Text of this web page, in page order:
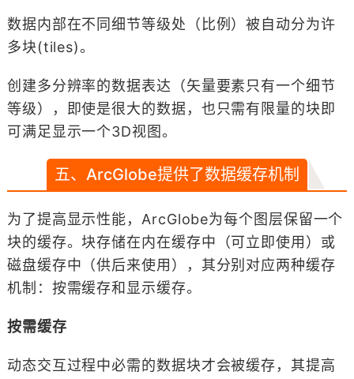
数据内部在不同细节等级处（比例）被自动分为许
多块(tiles)。
创建多分辨率的数据表达（矢量要素只有一个细节
等级），即使是很大的数据，也只需有限量的块即
可满足显示一个3D视图。
五、ArcGlobe提供了数据缓存机制
为了提高显示性能，ArcGlobe为每个图层保留一个
块的缓存。块存储在内在缓存中（可立即使用）或
磁盘缓存中（供后来使用），其分别对应两种缓存
机制：按需缓存和显示缓存。
按需缓存
动态交互过程中必需的数据块才会被缓存，其提高